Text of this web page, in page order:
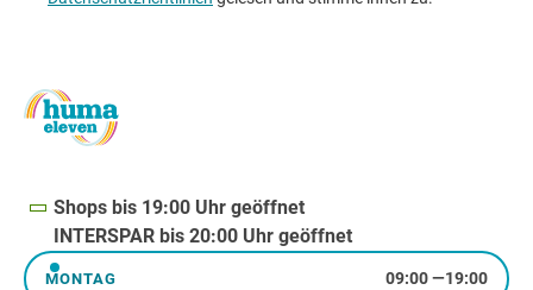
Shops bis 19:00 Uhr geöffnet
INTERSPAR bis 20:00 Uhr geöffnet
MONTAG 09:00—19:00